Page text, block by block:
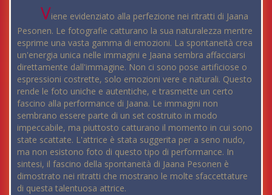
Viene evidenziato alla perfezione nei ritratti di Jaana
Pesonen. Le fotografie catturano la sua naturalezza mentre
esprime una vasta gamma di emozioni. La spontaneità crea
un'energia unica nelle immagini e Jaana sembra affacciarsi
direttamente dall'immagine. Non ci sono pose artificiose o
espressioni costrette, solo emozioni vere e naturali. Questo
rende le foto uniche e autentiche, e trasmette un certo
fascino alla performance di Jaana. Le immagini non
sembrano essere parte di un set costruito in modo
impeccabile, ma piuttosto catturano il momento in cui sono
state scattate. L'attrice è stata suggerita per a seno nudo,
ma non esistono foto di questo tipo di performance. In
sintesi, il fascino della spontaneità di Jaana Pesonen è
dimostrato nei ritratti che mostrano le molte sfaccettature
di questa talentuosa attrice.